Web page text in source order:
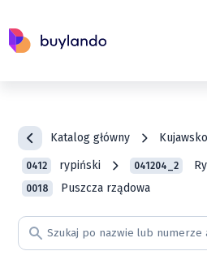
Katalog główny
0412 rypiński 041204_2
0018 Puszcza rządowa